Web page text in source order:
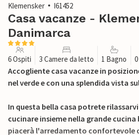
Klemensker
I61452
Casa vacanze -
Danimarca
6 Ospiti 3 Camere da letto 1 Bagno
Accogliente casa vacanze in
nel verde e con una splendida vista
In questa bella casa potrete
cucinare insieme nella grande
piacerà l'arredamento confortevole